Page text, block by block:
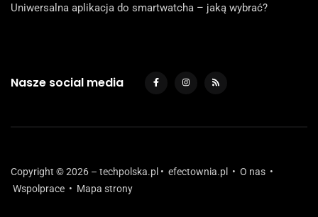
Uniwersalna aplikacja do smartwatcha – jaką wybrać?
Nasze social media
Copyright © 2026 – techpolska.pl • efectownia.pl • O nas •
Wspolprace • Mapa strony